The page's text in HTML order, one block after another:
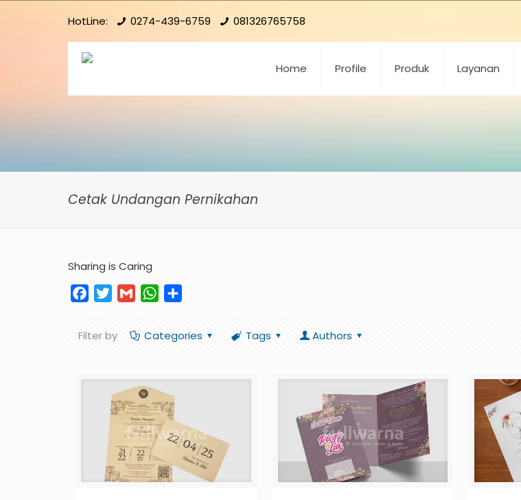
HotLine: 0274-439-6759 081326765758
Home Profile Produk Layanan
Cetak Undangan Pernikahan
Sharing is Caring
FacebookTwitterGmail WhatsApp
Filter by Categories Tags Authors